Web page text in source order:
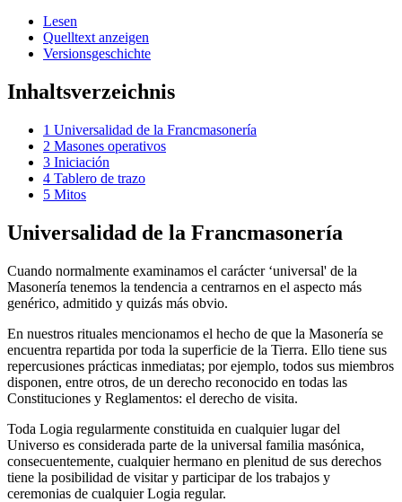
Lesen
Quelltext anzeigen
Versionsgeschichte
Inhaltsverzeichnis
1 Universalidad de la Francmasonería
2 Masones operativos
3 Iniciación
4 Tablero de trazo
5 Mitos
Universalidad de la Francmasonería
Cuando normalmente examinamos el carácter ‘universal' de la
Masonería tenemos la tendencia a centrarnos en el aspecto más
genérico, admitido y quizás más obvio.
En nuestros rituales mencionamos el hecho de que la Masonería se
encuentra repartida por toda la superficie de la Tierra. Ello tiene sus
repercusiones prácticas inmediatas; por ejemplo, todos sus miembros
disponen, entre otros, de un derecho reconocido en todas las
Constituciones y Reglamentos: el derecho de visita.
Toda Logia regularmente constituida en cualquier lugar del
Universo es considerada parte de la universal familia masónica,
consecuentemente, cualquier hermano en plenitud de sus derechos
tiene la posibilidad de visitar y participar de los trabajos y
ceremonias de cualquier Logia regular.